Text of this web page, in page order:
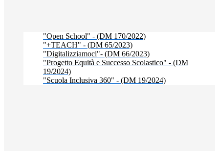
"Open School" - (DM 170/2022)
"+TEACH" - (DM 65/2023)
"Digitalizziamoci"- (DM 66/2023)
"Progetto Equità e Successo Scolastico" - (DM
19/2024)
"Scuola Inclusiva 360" - (DM 19/2024)